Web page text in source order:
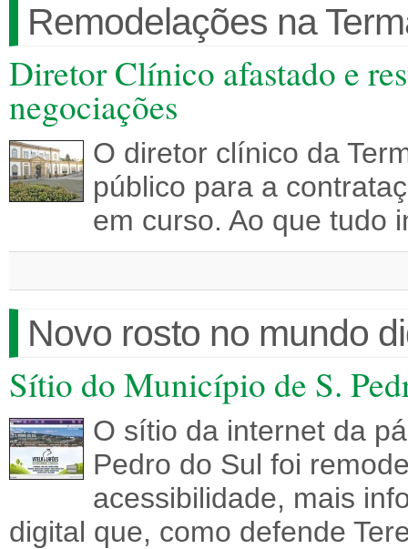
Remodelações na
Diretor Clínico afastado e
negociações
O diretor clínico da
público para a
em curso. Ao que
Novo rosto no mundo
Sítio do Município de S.
O sítio da internet da
Pedro do Sul foi
acessibilidade, mais
digital que, como defende